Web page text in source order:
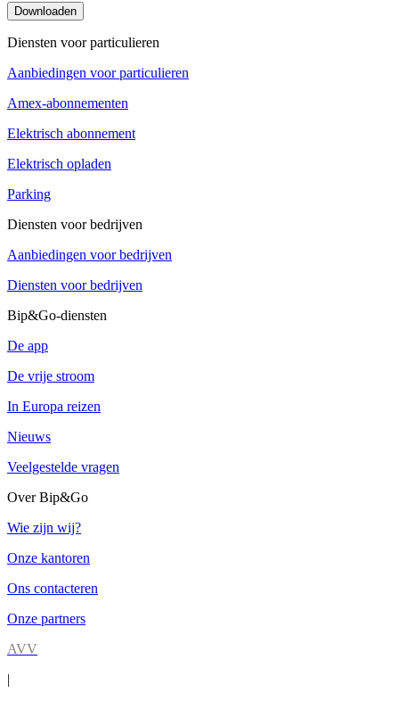
Downloaden
Diensten voor particulieren
Aanbiedingen voor particulieren
Amex-abonnementen
Elektrisch abonnement
Elektrisch opladen
Parking
Diensten voor bedrijven
Aanbiedingen voor bedrijven
Diensten voor bedrijven
Bip&Go-diensten
De app
De vrije stroom
In Europa reizen
Nieuws
Veelgestelde vragen
Over Bip&Go
Wie zijn wij?
Onze kantoren
Ons contacteren
Onze partners
AVV
|